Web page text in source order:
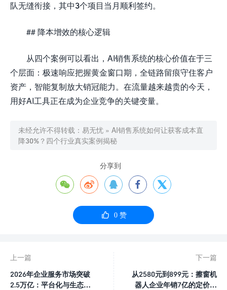
队无缝衔接，其中3个项目当月顺利签约。
## 降本增效的核心逻辑
从四个案例可以看出，AI销售系统的核心价值在于三
个层面：极速响应把握黄金窗口期，全链路留痕守住客户
资产，智能复制放大销冠能力。在流量越来越贵的今天，
用好AI工具正在成为企业竞争的关键变量。
未经允许不得转载： 易无忧 » AI销售系统如何让获客成本直
降30%？四个行业真实案例揭秘
分享到
    
 0赞
上一篇
2026年企业服务市场突破
2.5万亿：平台化与生态化
下一篇
从2580元到899元：擦窗机
器人企业年销7亿的定价策